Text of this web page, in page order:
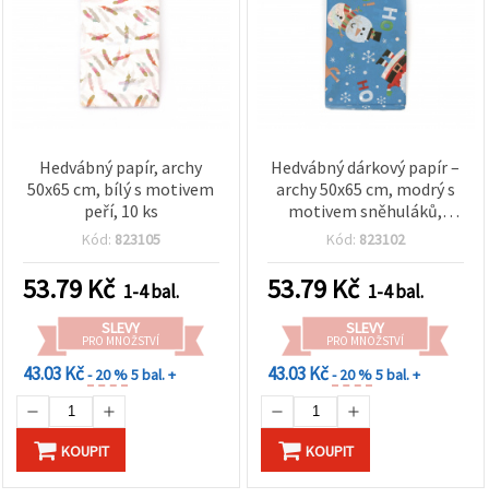
Hedvábný papír, archy
50x65 cm, bílý s motivem
peří, 10 ks
Kód: 823105
53.79 Kč 1-4 bal.
SLEVY
PRO MNOŽSTVÍ
43.03 Kč- 20 %5 bal. +
KOUPIT
Hedvábný dárkový papír –
archy 50x65 cm, modrý s
motivem sněhuláků,
balení 10 ks
Kód: 823102
53.79 Kč 1-4 bal.
SLEVY
PRO MNOŽSTVÍ
43.03 Kč- 20 %5 bal. +
KOUPIT